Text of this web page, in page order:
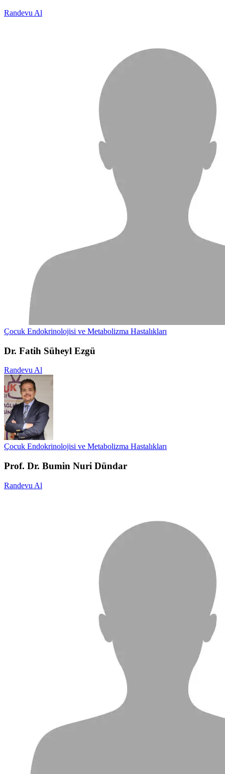
Randevu Al
Çocuk Endokrinolojisi ve Metabolizma Hastalıkları
Dr. Fatih Süheyl Ezgü
Randevu Al
Çocuk Endokrinolojisi ve Metabolizma Hastalıkları
Prof. Dr. Bumin Nuri Dündar
Randevu Al